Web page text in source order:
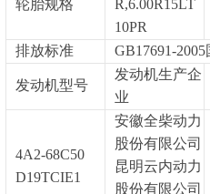
轮胎规格
R,6.00R15LT
10PR
排放标准 GB17691-
发动机型号
发动机生产企
业
4A2-68C50
D19TCIE1
安徽全柴动力
股份有限公司
昆明云内动力
股份有限公司